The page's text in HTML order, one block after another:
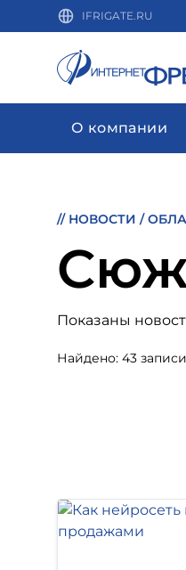
IFRIGATE.RU
О компании
// НОВОСТИ /
Показаны
Найдено: 43